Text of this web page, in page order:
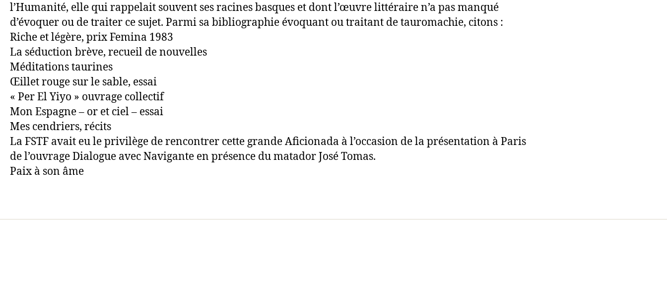
l’Humanité, elle qui rappelait souvent ses racines basques et dont l’œuvre littéraire n’a pas manqué
d’évoquer ou de traiter ce sujet. Parmi sa bibliographie évoquant ou traitant de tauromachie, citons :
Riche et légère, prix Femina 1983
La séduction brève, recueil de nouvelles
Méditations taurines
Œillet rouge sur le sable, essai
« Per El Yiyo » ouvrage collectif
Mon Espagne – or et ciel – essai
Mes cendriers, récits
La FSTF avait eu le privilège de rencontrer cette grande Aficionada à l’occasion de la présentation à Paris
de l’ouvrage Dialogue avec Navigante en présence du matador José Tomas.
Paix à son âme